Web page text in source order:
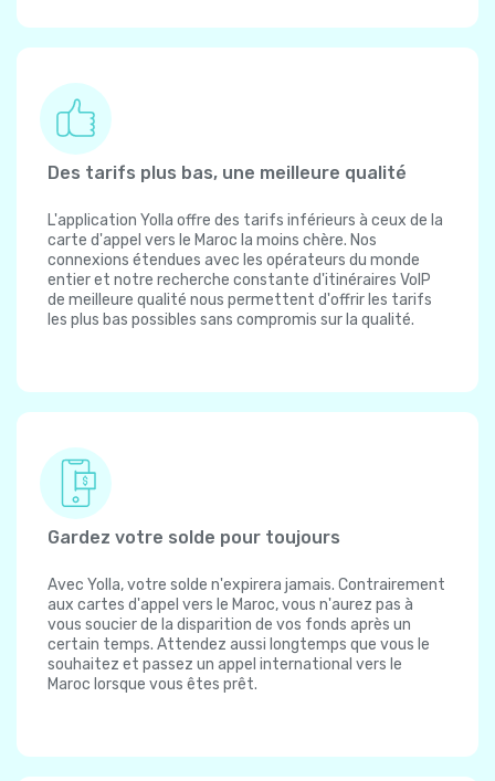
Des tarifs plus bas, une meilleure qualité
L'application Yolla offre des tarifs inférieurs à ceux de la
carte d'appel vers le Maroc la moins chère. Nos
connexions étendues avec les opérateurs du monde
entier et notre recherche constante d'itinéraires VoIP
de meilleure qualité nous permettent d'offrir les tarifs
les plus bas possibles sans compromis sur la qualité.
Gardez votre solde pour toujours
Avec Yolla, votre solde n'expirera jamais. Contrairement
aux cartes d'appel vers le Maroc, vous n'aurez pas à
vous soucier de la disparition de vos fonds après un
certain temps. Attendez aussi longtemps que vous le
souhaitez et passez un appel international vers le
Maroc lorsque vous êtes prêt.